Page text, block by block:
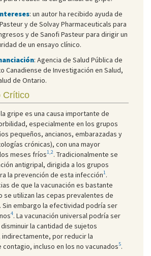
: un autor ha recibido ayuda de
y de Solvay Pharmaceuticals para
y de Sanofi Pasteur para dirigir un
de un ensayo clínico.
: Agencia de Salud Pública de
Canadiense de Investigación en Salud,
de Ontario.
Crítico
la gripe es una causa importante de
especialmente en los grupos
pequeños, ancianos, embarazadas y
crónicas), con una mayor
meses fríos1,2. Tradicionalmente se
antigripal, dirigida a los grupos
la prevención de esta infección1.
de que la vacunación es bastante
se utilizan las cepas prevalentes de
. Sin embargo la efectividad podría ser
4. La vacunación universal podría ser
la cantidad de sujetos
por reducir la
incluso en los no vacunados5.